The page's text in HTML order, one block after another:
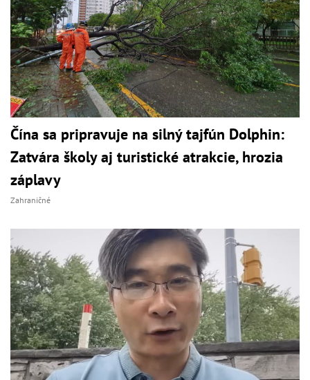
Čína sa pripravuje na silný tajfún Dolphin:
Zatvára školy aj turistické atrakcie, hrozia
záplavy
Zahraničné